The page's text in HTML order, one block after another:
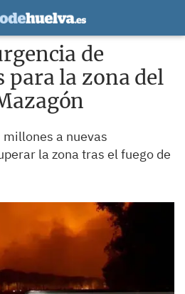
de
para la zona del
a nuevas
la zona tras el fuego de